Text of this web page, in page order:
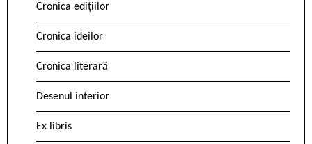
Cronica edițiilor
Cronica ideilor
Cronica literară
Desenul interior
Ex libris